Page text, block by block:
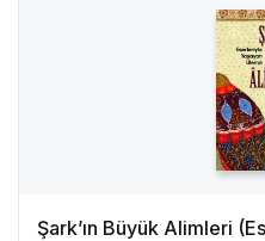
Şark’ın Büyük Alimleri